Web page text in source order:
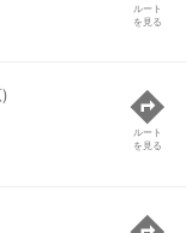
ルート
を見る
ルート
を見る